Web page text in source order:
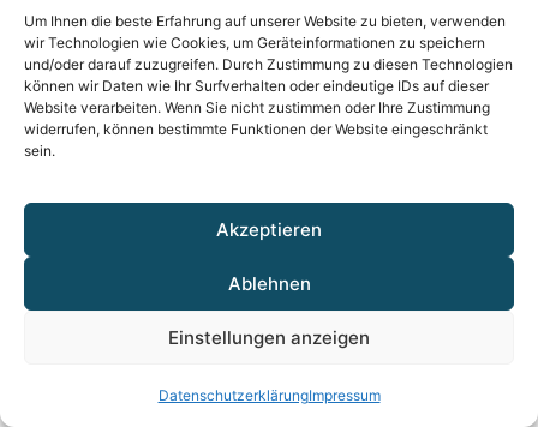
Um Ihnen die beste Erfahrung auf unserer Website zu bieten, verwenden
wir Technologien wie Cookies, um Geräteinformationen zu speichern
und/oder darauf zuzugreifen. Durch Zustimmung zu diesen Technologien
können wir Daten wie Ihr Surfverhalten oder eindeutige IDs auf dieser
Website verarbeiten. Wenn Sie nicht zustimmen oder Ihre Zustimmung
widerrufen, können bestimmte Funktionen der Website eingeschränkt
sein.
Akzeptieren
Ablehnen
Einstellungen anzeigen
DatenschutzerklärungImpressum
Beratung zur Weiterentwicklung der
Website
Dieses Modell ist ideal für Unternehmen, die
Vertriebsinstrument nutzen und eine
umfassende, strategische Betreuung
Welches Modell passt zu Ihnen?
Entscheidend ist: